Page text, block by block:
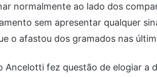
normalmente ao lado dos
sem apresentar qualquer
o afastou dos gramados nas
Ancelotti fez questão de elogiar a